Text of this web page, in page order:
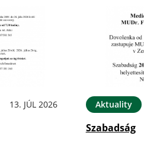
13. JÚL 2026 Aktuality
Szabadság